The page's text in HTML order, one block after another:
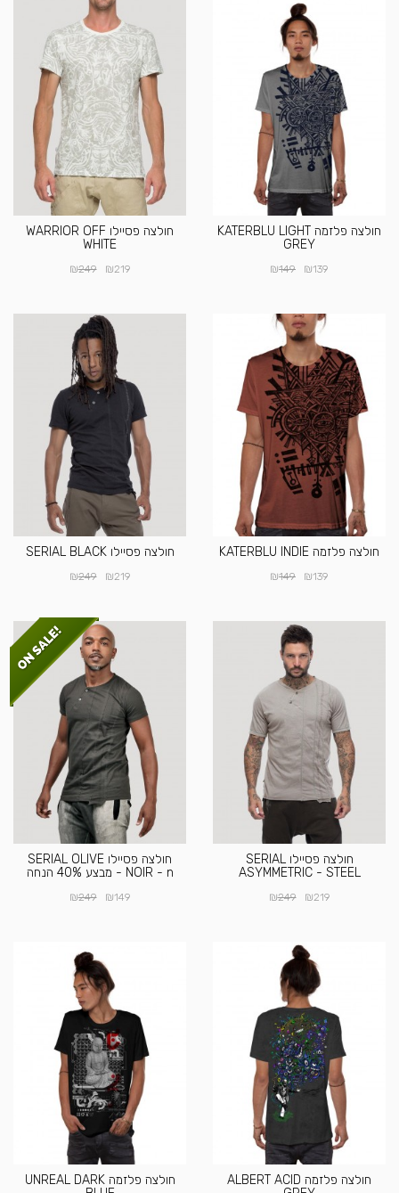
חולצה פלזמה KATERBLU LIGHT
GREY
₪139
₪149
חולצה פסיילו WARRIOR OFF
WHITE
₪219
₪249
חולצה פלזמה KATERBLU INDIE
₪139
₪149
חולצה פסיילו SERIAL BLACK
₪219
₪249
חולצה פסיילו SERIAL
ASYMMETRIC - STEEL
₪219
₪249
חולצה פסיילו SERIAL OLIVE
NOIR - n - מבצע 40% הנחה
₪149
₪249
חולצה פלזמה ALBERT ACID
חולצה פלזמה UNREAL DARK